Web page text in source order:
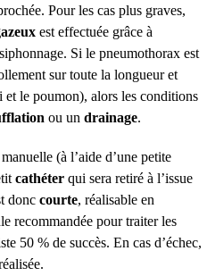
Pour les cas plus graves,
est effectuée grâce à
Si le pneumothorax est
sur toute la longueur et
et le poumon), alors les conditions
ou un drainage.
(à l’aide d’une petite
cathéter qui sera retiré à l’issue
donc courte, réalisable en
recommandée pour traiter les
50 % de succès. En cas d’échec,